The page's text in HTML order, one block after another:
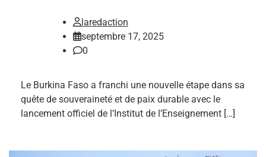
laredaction
septembre 17, 2025
0
Le Burkina Faso a franchi une nouvelle étape dans sa
quête de souveraineté et de paix durable avec le
lancement officiel de l’Institut de l’Enseignement […]